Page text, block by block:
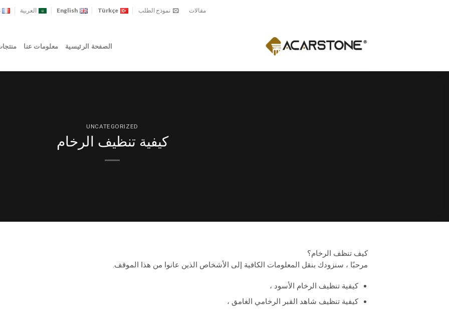
مقالات نموذج الطلب Türkçe
English العربية
الصفحة الرئيسية معلومات عنا
UNCATEGORIZED
كيفية تنظيف الرخام
كيف تنظف الرخام؟
مرحبًا ، سنزودك بنقل المعلومات الكافية إلى الأشخاص الذين عانوا من هذا الموقف.
كيفية تنظيف الرخام الأسود ،
كيفية تنظيف شاهد القبر الرخامي الغامق ،